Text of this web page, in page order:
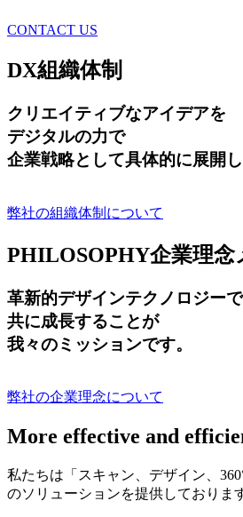
CONTACT US
DX組織体制
クリエイティブなアイデアを
デジタルの力で
企業戦略として具体的に展開し
弊社の組織体制について
PHILOSOPHY企業理念
革新的デザインテクノロジーで
共に成長することが
我々のミッションです。
弊社の企業理念について
More effective and
私たちは「スキャン、デザイン、
のソリューションを提供しておりま